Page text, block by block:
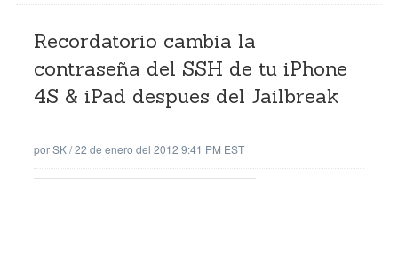
Recordatorio cambia la
contraseña del SSH de tu iPhone
4S & iPad despues del Jailbreak
porSK/22 de enero del 2012 9:41 PM EST